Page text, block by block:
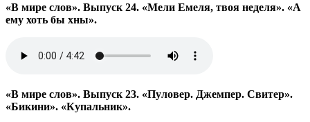
«В мире слов». Выпуск 24. «Мели Емеля, твоя неделя». «А
ему хоть бы хны».
«В мире слов». Выпуск 23. «Пуловер. Джемпер. Свитер».
«Бикини». «Купальник».